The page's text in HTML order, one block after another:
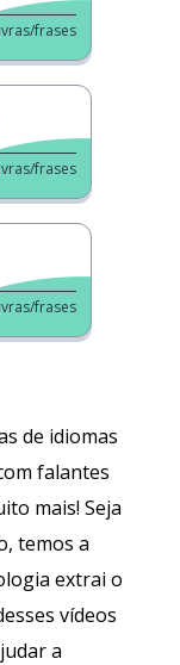
de idiomas
falantes
mais! Seja
temos a
extrai o
vídeos
a
frases
frases
frases